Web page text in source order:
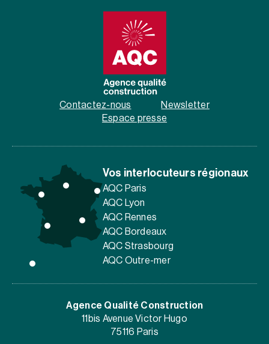
Contactez-nous
Newsletter
Espace presse
Vos interlocuteurs régionaux
AQC Paris
AQC Lyon
AQC Rennes
AQC Bordeaux
AQC Strasbourg
AQC Outre-mer
Agence Qualité Construction
11bis Avenue Victor Hugo
75116 Paris